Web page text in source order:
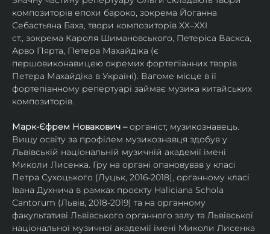
композиторів епохи бароко, зокрема Йоганна
Себастьяна Баха, твори композиторів XX–XXI
ст., зокрема Кароля Шимановського, Петеріса Васкса,
Арво Пярта, Петера Махайдіка (є
першовиконавицею окремих фортепіанних творів
Петера Махайдіка в Україні). Вагоме місце в її
фортепіанному репертуарі займає музика китайських
композиторів.
Марк-Єфрем Новакович – органіст, музикознавець.
Вищу освіту за профілем музикознавця здобув у
Львівській національній музичній академії імені
Миколи Лисенка. Гру на органі опановував у класі
Петра Сухоцького (Луцьк, 2016-2018), органному класі
Івана Духнича в рамках проєкту Haliciana Schola
Cantorum (Львів, 2018-2019) та на органному
факультативі Львівського органного залу та Львівської
національної музичної академії імені Миколи Лисенка